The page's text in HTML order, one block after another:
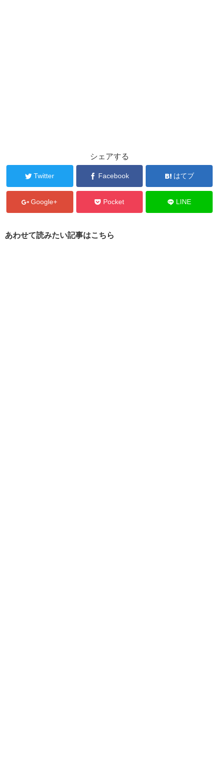
シェアする
Twitter Facebook はてブ
Google+ Pocket LINE
あわせて読みたい記事はこちら